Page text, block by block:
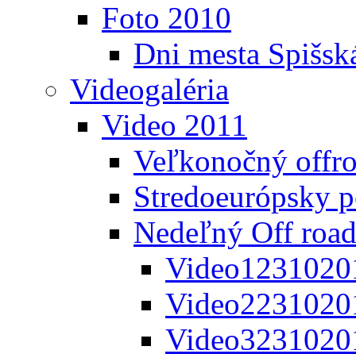
Foto 2010
Dni mesta
Videogaléria
Video 2011
Veľkonočný
Stredoeurópsky
Nedeľný Off